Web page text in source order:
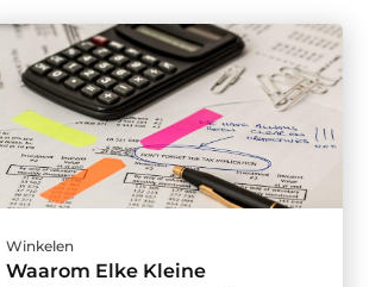
Winkelen
Waarom Elke Kleine